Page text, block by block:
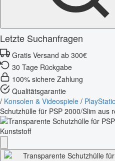
Letzte Suchanfragen
Gratis Versand ab 300€
30 Tage Rückgabe
100% sichere Zahlung
Qualitätsgarantie
/ Konsolen & Videospiele /
Schutzhülle für PSP 2000/Slim aus